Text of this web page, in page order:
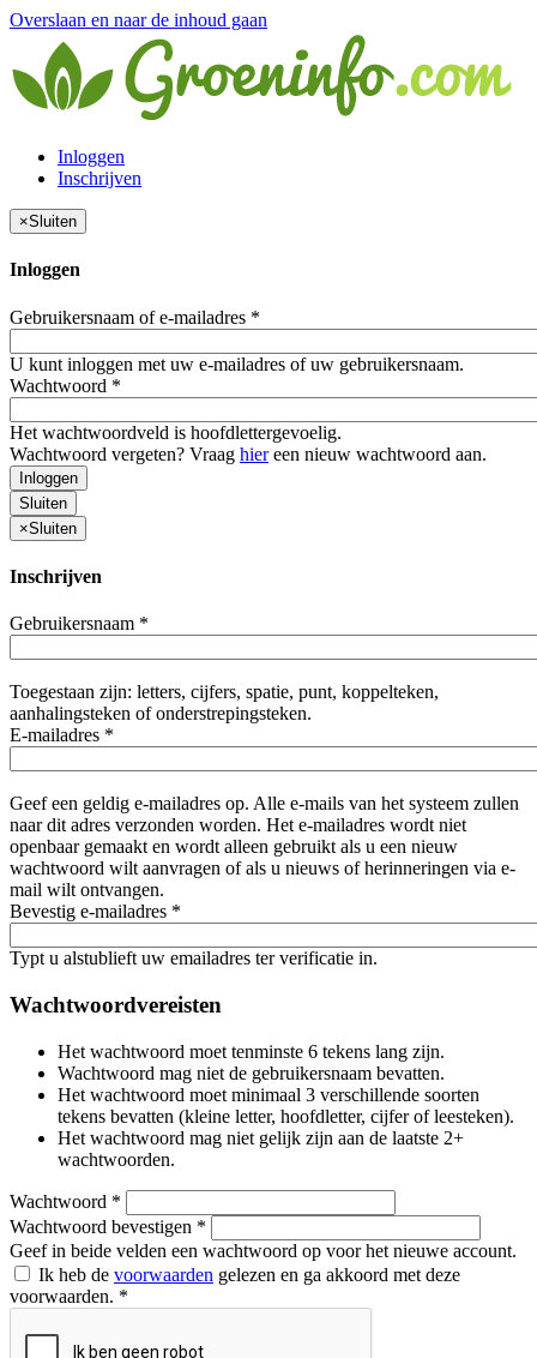
Overslaan en naar de inhoud gaan
Inloggen
Inschrijven
×Sluiten
Inloggen
Gebruikersnaam of e-mailadres *
U kunt inloggen met uw e-mailadres of uw gebruikersnaam.
Wachtwoord *
Het wachtwoordveld is hoofdlettergevoelig.
Wachtwoord vergeten? Vraag hiereen nieuw wachtwoord aan.
Inloggen
Sluiten
×Sluiten
Inschrijven
Gebruikersnaam *
Toegestaan zijn: letters, cijfers, spatie, punt, koppelteken,
aanhalingsteken of onderstrepingsteken.
E-mailadres *
Geef een geldig e-mailadres op. Alle e-mails van het systeem zullen
naar dit adres verzonden worden. Het e-mailadres wordt niet
openbaar gemaakt en wordt alleen gebruikt als u een nieuw
wachtwoord wilt aanvragen of als u nieuws of herinneringen via e-
mail wilt ontvangen.
Bevestig e-mailadres *
Typt u alstublieft uw emailadres ter verificatie in.
Wachtwoordvereisten
Het wachtwoord moet tenminste 6 tekens lang zijn.
Wachtwoord mag niet de gebruikersnaam bevatten.
Het wachtwoord moet minimaal 3 verschillende soorten
tekens bevatten (kleine letter, hoofdletter, cijfer of leesteken).
Het wachtwoord mag niet gelijk zijn aan de laatste 2+
wachtwoorden.
Wachtwoord *
Wachtwoord bevestigen *
Geef in beide velden een wachtwoord op voor het nieuwe account.
Ik heb de voorwaarden gelezen en ga akkoord met deze
voorwaarden. *